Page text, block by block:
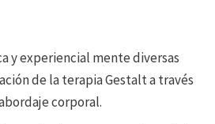
y experiencial mente diversas
de la terapia Gestalt a través
corporal.